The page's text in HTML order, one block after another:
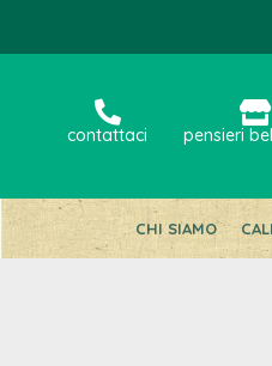
contattaci pensieri
CHI SIAMO